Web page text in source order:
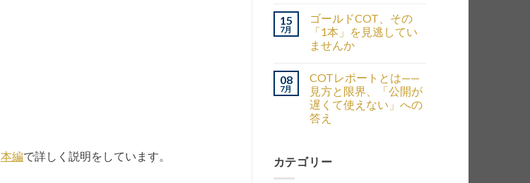
本編で詳しく説明をしています。
15
7月
ゴールドCOT、その
「1本」を見逃してい
ませんか
08
7月
COTレポートとは——
見方と限界、「公開が
遅くて使えない」への
答え
カテゴリー